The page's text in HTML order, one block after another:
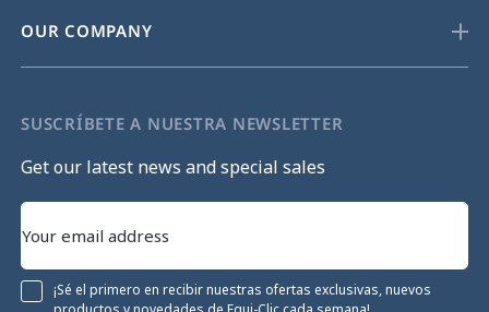
OUR COMPANY
SUSCRÍBETE A NUESTRA NEWSLETTER
Get our latest news and special sales
¡Sé el primero en recibir nuestras ofertas exclusivas, nuevos